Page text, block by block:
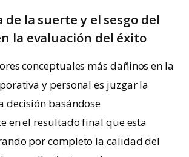
de la suerte y el sesgo del
la evaluación del éxito
conceptuales más dañinos en la
y personal es juzgar la
decisión basándose
en el resultado final que esta
por completo la calidad del